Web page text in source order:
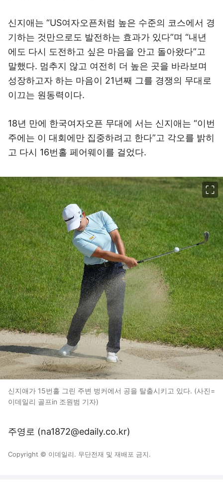
신지애는 “US여자오픈처럼 높은 수준의 코스에서 경
기하는 것만으로도 발전하는 효과가 있다”며 “내년
에도 다시 도전하고 싶은 마음을 안고 돌아왔다”고
말했다. 멈추지 않고 여전히 더 높은 곳을 바라보며
성장하고자 하는 마음이 21년째 그를 경쟁의 무대로
이끄는 원동력이다.
18년 만에 한국여자오픈 무대에 서는 신지애는 “이번
주에는 이 대회에만 집중하려고 한다”고 각오를 밝히
고 다시 16번홀 페어웨이를 걸었다.
신지애가 15번홀 그린 주변 벙커에서 공을 탈출시키고 있다. (사진=
이데일리 골프in 조원범 기자)
주영로 (na1872@edaily.co.kr)
Copyright © 이데일리. 무단전재 및 재배포 금지.